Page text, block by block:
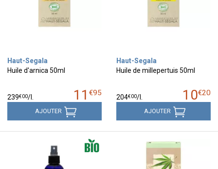
Haut-Segala
Huile d'arnica 50ml
11 €95
239€00/
AJOUTER
Haut-Segala
Huile de millepertuis 50ml
10€20
204€00/
AJOUTER